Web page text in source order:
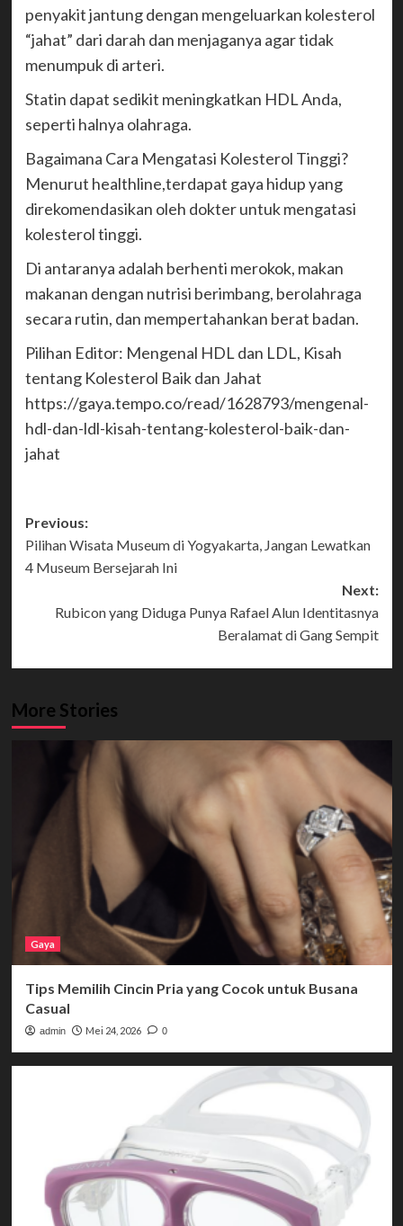
penyakit jantung dengan mengeluarkan kolesterol
“jahat” dari darah dan menjaganya agar tidak
menumpuk di arteri.
Statin dapat sedikit meningkatkan HDL Anda,
seperti halnya olahraga.
Bagaimana Cara Mengatasi Kolesterol Tinggi?
Menurut healthline,terdapat gaya hidup yang
direkomendasikan oleh dokter untuk mengatasi
kolesterol tinggi.
Di antaranya adalah berhenti merokok, makan
makanan dengan nutrisi berimbang, berolahraga
secara rutin, dan mempertahankan berat badan.
Pilihan Editor: Mengenal HDL dan LDL, Kisah
tentang Kolesterol Baik dan Jahat
https://gaya.tempo.co/read/1628793/mengenal-
hdl-dan-ldl-kisah-tentang-kolesterol-baik-dan-
jahat
Post
navigation
Previous:
Pilihan Wisata Museum di Yogyakarta, Jangan Lewatkan
4 Museum Bersejarah Ini
Next:
Rubicon yang Diduga Punya Rafael Alun Identitasnya
Beralamat di Gang Sempit
More Stories
Gaya
Tips Memilih Cincin Pria yang Cocok untuk Busana
Casual
admin Mei 24, 2026 0